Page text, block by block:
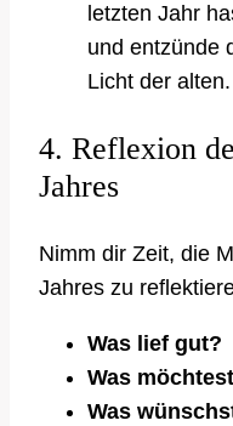
letzten Jahr
und entzünde
Licht der alten.
4. Reflexion
Jahres
Nimm dir Zeit, die
Jahres zu
Was lief gut?
Was
Was